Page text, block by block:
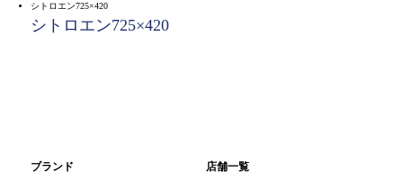
シトロエン725×420
シトロエン725×420
ブランド 店舗一覧